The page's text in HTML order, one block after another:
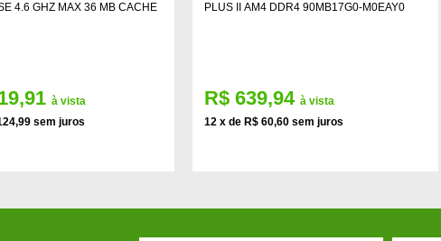
4.6 GHZ MAX 36 MB CACHE
à vista
sem juros
PLUS II AM4 DDR4 90MB17G0-M0EAY0
R$ 639,94 à vista
12 x de R$ 60,60 sem juros